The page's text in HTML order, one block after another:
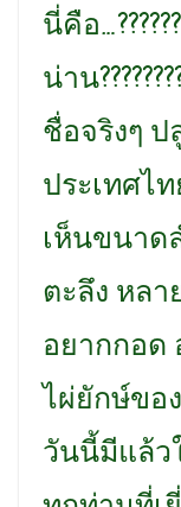
นี่คือ
น่าน
ชื่อจริงๆ
ประเทศไ
เห็นขนาด
ตะลึง หล
อยากกอด
ไผ่ยักษ์ขอ
วันนี้มีแล้ว